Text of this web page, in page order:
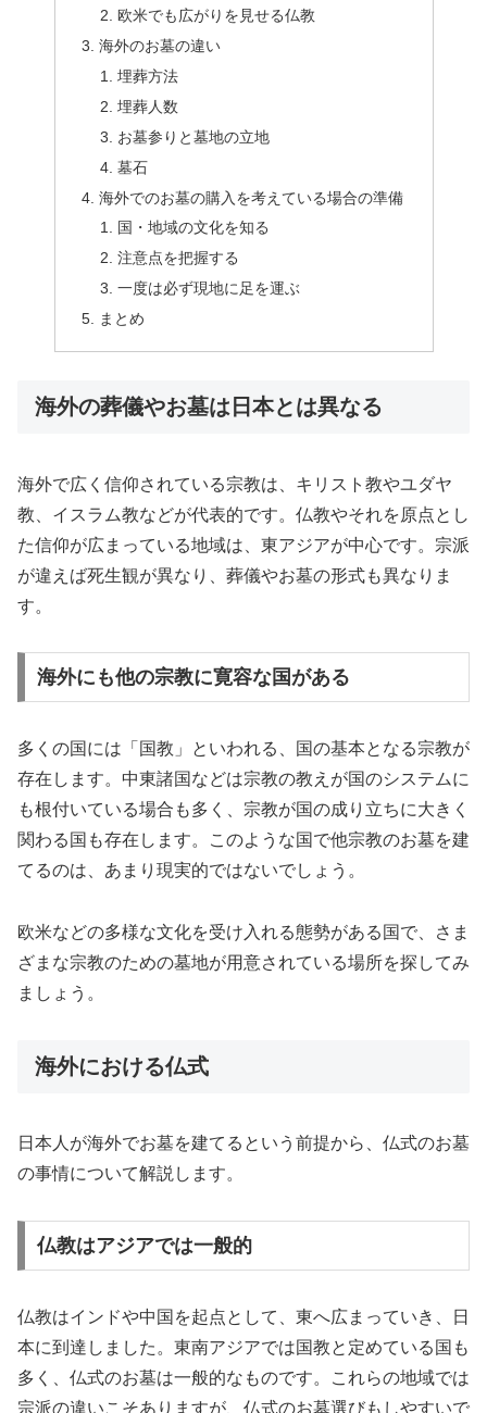
欧米でも広がりを見せる仏教
海外のお墓の違い
埋葬方法
埋葬人数
お墓参りと墓地の立地
墓石
海外でのお墓の購入を考えている場合の準備
国・地域の文化を知る
注意点を把握する
一度は必ず現地に足を運ぶ
まとめ
海外の葬儀やお墓は日本とは異なる
海外で広く信仰されている宗教は、キリスト教やユダヤ
教、イスラム教などが代表的です。仏教やそれを原点とし
た信仰が広まっている地域は、東アジアが中心です。宗派
が違えば死生観が異なり、葬儀やお墓の形式も異なりま
す。
海外にも他の宗教に寛容な国がある
多くの国には「国教」といわれる、国の基本となる宗教が
存在します。中東諸国などは宗教の教えが国のシステムに
も根付いている場合も多く、宗教が国の成り立ちに大きく
関わる国も存在します。このような国で他宗教のお墓を建
てるのは、あまり現実的ではないでしょう。
欧米などの多様な文化を受け入れる態勢がある国で、さま
ざまな宗教のための墓地が用意されている場所を探してみ
ましょう。
海外における仏式
日本人が海外でお墓を建てるという前提から、仏式のお墓
の事情について解説します。
仏教はアジアでは一般的
仏教はインドや中国を起点として、東へ広まっていき、日
本に到達しました。東南アジアでは国教と定めている国も
多く、仏式のお墓は一般的なものです。これらの地域では
宗派の違いこそありますが、仏式のお墓選びもしやすいで